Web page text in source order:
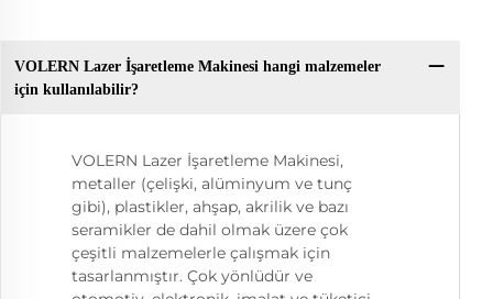
VOLERN Lazer İşaretleme Makinesi hangi malzemeler
için kullanılabilir?
VOLERN Lazer İşaretleme Makinesi,
metaller (çelişki, alüminyum ve tunç
gibi), plastikler, ahşap, akrilik ve bazı
seramikler de dahil olmak üzere çok
çeşitli malzemelerle çalışmak için
tasarlanmıştır. Çok yönlüdür ve